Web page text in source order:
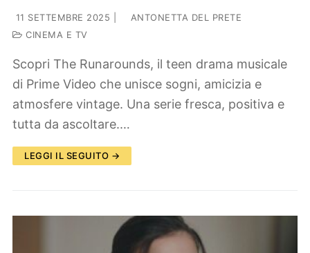
11 SETTEMBRE 2025
ANTONETTA DEL PRETE
CINEMA E TV
Scopri The Runarounds, il teen drama musicale
di Prime Video che unisce sogni, amicizia e
atmosfere vintage. Una serie fresca, positiva e
tutta da ascoltare.…
LEGGI IL SEGUITO →